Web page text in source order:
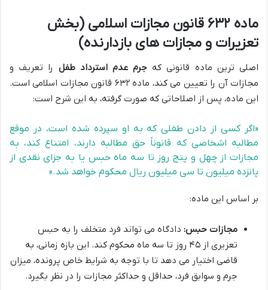
ماده ۶۳۲ قانون مجازات اسلامی (بخش
تعزیرات و مجازات های بازدارنده)
اصلی ترین ماده قانونی که جرم عدم استرداد طفل را تعریف و
مجازات آن را تعیین می کند، ماده ۶۳۲ قانون مجازات اسلامی است.
این ماده، پس از اصلاحاتی که صورت گرفته، به این شرح است:
«اگر کسی از دادن طفلی که به او سپرده شده است، در موقع
مطالبه اشخاصی که قانوناً حق مطالبه دارند، امتناع کند، به
مجازات از چهل و پنج روز تا سه ماه حبس یا به جزای نقدی از
پانزده میلیون تا سی میلیون ریال محکوم خواهد شد.»
بر اساس این ماده:
مجازات حبس: دادگاه می تواند فرد متخلف را به حبس
تعزیری از ۴۵ روز تا سه ماه محکوم کند. این بازه زمانی، به
قاضی اختیار می دهد تا با توجه به شرایط خاص پرونده، میزان
جرم و سوابق فرد، حداقل و حداکثر مجازات را در نظر بگیرد.